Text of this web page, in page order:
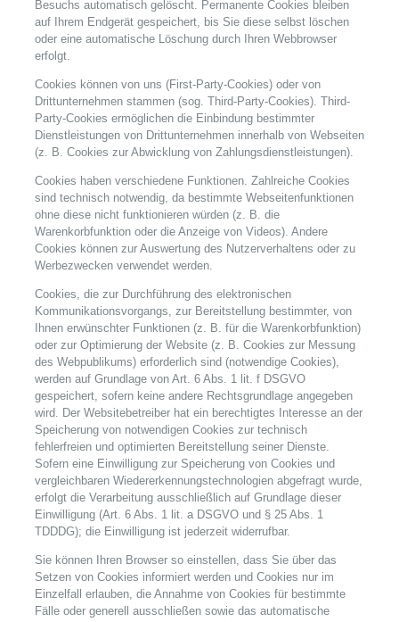
Besuchs automatisch gelöscht. Permanente Cookies bleiben
auf Ihrem Endgerät gespeichert, bis Sie diese selbst löschen
oder eine automatische Löschung durch Ihren Webbrowser
erfolgt.
Cookies können von uns (First-Party-Cookies) oder von
Drittunternehmen stammen (sog. Third-Party-Cookies). Third-
Party-Cookies ermöglichen die Einbindung bestimmter
Dienstleistungen von Drittunternehmen innerhalb von Webseiten
(z. B. Cookies zur Abwicklung von Zahlungsdienstleistungen).
Cookies haben verschiedene Funktionen. Zahlreiche Cookies
sind technisch notwendig, da bestimmte Webseitenfunktionen
ohne diese nicht funktionieren würden (z. B. die
Warenkorbfunktion oder die Anzeige von Videos). Andere
Cookies können zur Auswertung des Nutzerverhaltens oder zu
Werbezwecken verwendet werden.
Cookies, die zur Durchführung des elektronischen
Kommunikationsvorgangs, zur Bereitstellung bestimmter, von
Ihnen erwünschter Funktionen (z. B. für die Warenkorbfunktion)
oder zur Optimierung der Website (z. B. Cookies zur Messung
des Webpublikums) erforderlich sind (notwendige Cookies),
werden auf Grundlage von Art. 6 Abs. 1 lit. f DSGVO
gespeichert, sofern keine andere Rechtsgrundlage angegeben
wird. Der Websitebetreiber hat ein berechtigtes Interesse an der
Speicherung von notwendigen Cookies zur technisch
fehlerfreien und optimierten Bereitstellung seiner Dienste.
Sofern eine Einwilligung zur Speicherung von Cookies und
vergleichbaren Wiedererkennungstechnologien abgefragt wurde,
erfolgt die Verarbeitung ausschließlich auf Grundlage dieser
Einwilligung (Art. 6 Abs. 1 lit. a DSGVO und § 25 Abs. 1
TDDDG); die Einwilligung ist jederzeit widerrufbar.
Sie können Ihren Browser so einstellen, dass Sie über das
Setzen von Cookies informiert werden und Cookies nur im
Einzelfall erlauben, die Annahme von Cookies für bestimmte
Fälle oder generell ausschließen sowie das automatische